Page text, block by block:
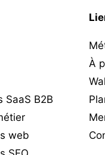
SaaS B2B
web
À